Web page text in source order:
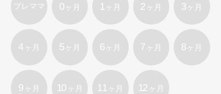
プレママ 0 ヶ月 1 ヶ月 2 ヶ月 3 ヶ月
4 ヶ月 5 ヶ月 6 ヶ月 7 ヶ月 8 ヶ月
9 ヶ月 10 ヶ月 11 ヶ月 12 ヶ月